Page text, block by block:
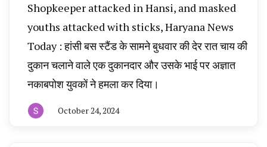
Shopkeeper attacked in Hansi, and masked
youths attacked with sticks, Haryana News
Today : हांसी बस स्टैंड के सामने बुधवार की देर रात चाय की
दुकान चलाने वाले एक दुकानदार और उसके भाई पर अज्ञात
नकाबपोश युवकों ने हमला कर दिया।
October 24, 2024